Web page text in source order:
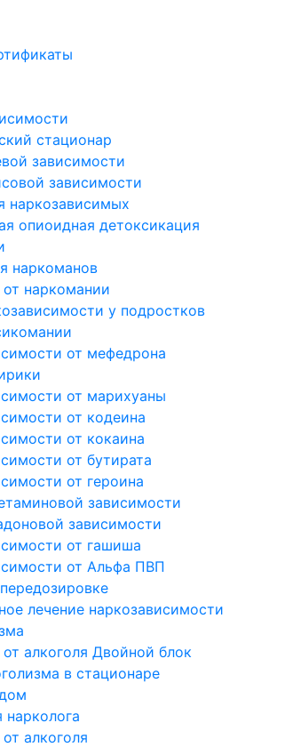
стационар
зависимости
зависимости
наркозависимых
опиоидная детоксикация
наркоманов
наркомании
у подростков
от мефедрона
от марихуаны
от кодеина
от кокаина
от бутирата
от героина
зависимости
зависимости
от гашиша
от Альфа ПВП
лечение наркозависимости
алкоголя Двойной блок
в стационаре
нарколога
алкоголя